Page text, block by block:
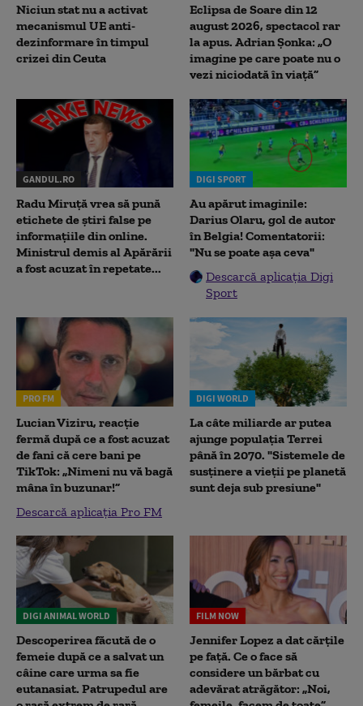
Niciun stat nu a activat
mecanismul UE anti-
dezinformare în timpul
crizei din Ceuta
Eclipsa de Soare din 12
august 2026, spectacol rar
la apus. Adrian Șonka: „O
imagine pe care poate nu o
vezi niciodată în viață”
GANDUL.RO
Radu Miruţă vrea să pună
etichete de știri false pe
informațiile din online.
Ministrul demis al Apărării
a fost acuzat în repetate...
DIGI SPORT
Au apărut imaginile:
Darius Olaru, gol de autor
în Belgia! Comentatorii:
"Nu se poate așa ceva"
Descarcă aplicația Digi
Sport
PRO FM
Lucian Viziru, reacție
fermă după ce a fost acuzat
de fani că cere bani pe
TikTok: „Nimeni nu vă bagă
mâna în buzunar!”
Descarcă aplicația Pro FM
DIGI WORLD
La câte miliarde ar putea
ajunge populația Terrei
până în 2070. "Sistemele de
susținere a vieții pe planetă
sunt deja sub presiune"
DIGI ANIMAL WORLD
Descoperirea făcută de o
femeie după ce a salvat un
câine care urma sa fie
eutanasiat. Patrupedul are
FILM NOW
Jennifer Lopez a dat cărțile
pe față. Ce o face să
considere un bărbat cu
adevărat atrăgător: „Noi,